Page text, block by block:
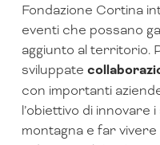
Fondazione Cortina
eventi che possano
aggiunto al territorio.
sviluppate
con importanti
l’obiettivo di innovare
montagna e far